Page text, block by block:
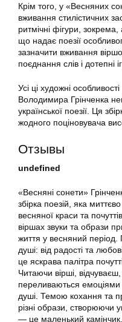
Крім того, у «Весняних
вживання стилістичних
ритмічні фігури,
що надає поезії
зазначити вживання
поєднання слів і дотепні
Усі ці художні
Володимира Грінченка
української поезії. Ця
жодного поціновувача
Отзывы
undefined
«Весняні сонети»
збірка поезій, яка
весняної краси та
віршах звуки та образи
життя у весняний період.
душі: від радості та
це яскрава палітра
Читаючи вірші,
переливаються емоціями
душі. Темою кохання та
різні образи, створюючи
— це маленький